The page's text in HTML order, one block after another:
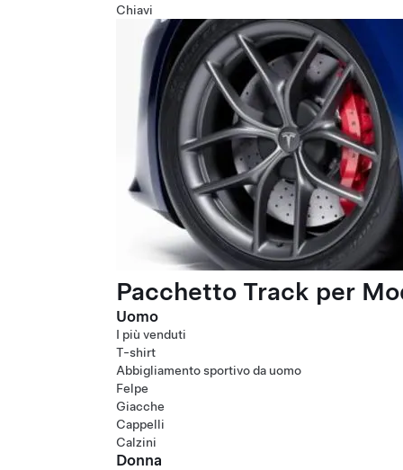
Chiavi
Pacchetto Track per
Uomo
I più venduti
T-shirt
Abbigliamento sportivo da uomo
Felpe
Giacche
Cappelli
Calzini
Donna